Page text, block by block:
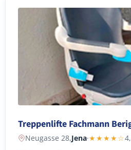
Treppenlifte Fachmann
Neugasse 28,Jena·★★★★☆